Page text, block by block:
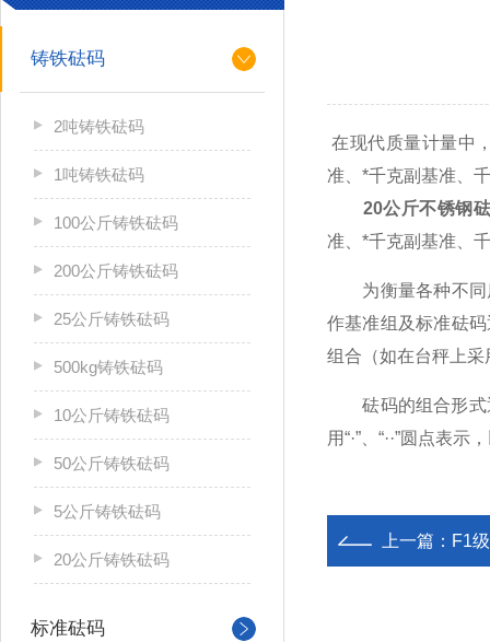
铸铁砝码
2吨铸铁砝码
1吨铸铁砝码
100公斤铸铁砝码
200公斤铸铁砝码
25公斤铸铁砝码
500kg铸铁砝码
10公斤铸铁砝码
50公斤铸铁砝码
5公斤铸铁砝码
20公斤铸铁砝码
标准砝码
在现代质量计量中
准、*千克副基准、
20公斤不锈钢
准、*千克副基准、
为衡量各种不同质
作基准组及标准砝
组合（如在台秤上
砝码的组合形式通
用“·”、“··”圆点表示
上一篇： F1